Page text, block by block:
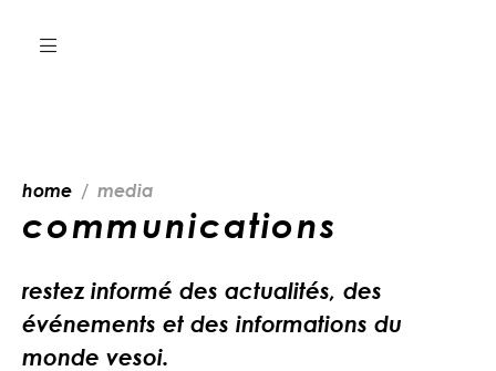
home media
communications
restez informé des actualités, des
événements et des informations du
monde vesoi.